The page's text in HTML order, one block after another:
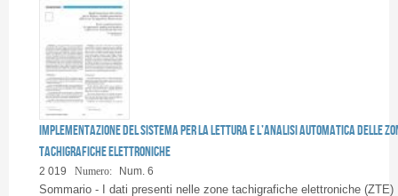
Implementazione del sistema per la lettura e l’analisi automatica delle
Tachigrafiche Elettroniche
2 019 Numero: Num. 6
Sommario - I dati presenti nelle zone tachigrafiche elettroniche (ZTE)